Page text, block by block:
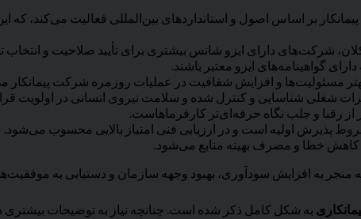
بر اساس اصول و استانداردهای بین‌المللی فعالیت می‌کند، که
شرکت‌های دارای ایزو شانس بیشتری برای تأیید صلاحیت و انتخاب
گواهینامه‌های ایزو معتبر باشند.
مسئولیت‌ها و افزایش شفافیت در عملیات روزمره شرکت پیمانکار
از رقبا و جلب نگاه حرفه‌ای‌تر کارفرماهاست.
پذیرش اولیه است و در ارزیابی فنی امتیاز بالایی محسوب می‌شود.
کاهش خطا و مصرف بهینه منابع می‌شود.
به افزایش سودآوری، بهبود وجهه سازمان و دستیابی به
به شکل کامل ذکر شده است. چنانچه نیاز به توضیحات بیشتری